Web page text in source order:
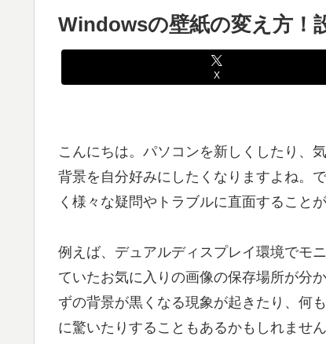
Windowsの壁紙の変え方！
X
こんにちは。パソコンを新しくしたり、
背景を自分好みにしたくなりますよね。
く様々な疑問やトラブルに直面すること
例えば、デュアルディスプレイ環境でモ
ていたお気に入りの画像の保存場所が分
ずの背景が黒くなる現象が起きたり、何
に驚いたりすることもあるかもしれませ